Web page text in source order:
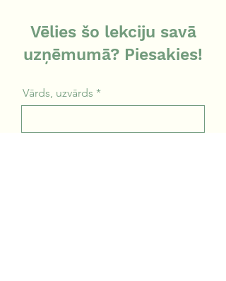
Vēlies šo lekciju savā
uzņēmumā? Piesakies!
Vārds, uzvārds